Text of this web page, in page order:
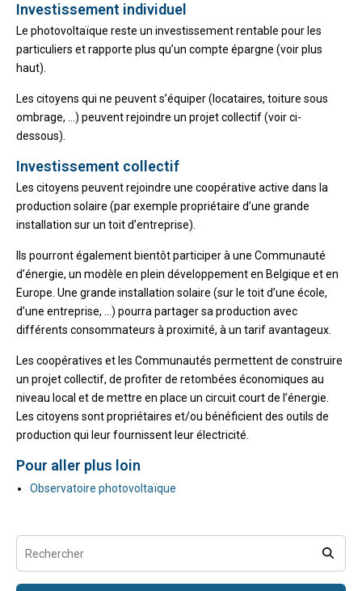
Investissement individuel
Le photovoltaïque reste un investissement rentable pour les
particuliers et rapporte plus qu’un compte épargne (voir plus
haut).
Les citoyens qui ne peuvent s’équiper (locataires, toiture sous
ombrage, …) peuvent rejoindre un projet collectif (voir ci-
dessous).
Investissement collectif
Les citoyens peuvent rejoindre une coopérative active dans la
production solaire (par exemple propriétaire d’une grande
installation sur un toit d’entreprise).
Ils pourront également bientôt participer à une Communauté
d’énergie, un modèle en plein développement en Belgique et en
Europe. Une grande installation solaire (sur le toit d’une école,
d’une entreprise, …) pourra partager sa production avec
différents consommateurs à proximité, à un tarif avantageux.
Les coopératives et les Communautés permettent de construire
un projet collectif, de profiter de retombées économiques au
niveau local et de mettre en place un circuit court de l’énergie.
Les citoyens sont propriétaires et/ou bénéficient des outils de
production qui leur fournissent leur électricité.
Pour aller plus loin
Observatoire photovoltaïque